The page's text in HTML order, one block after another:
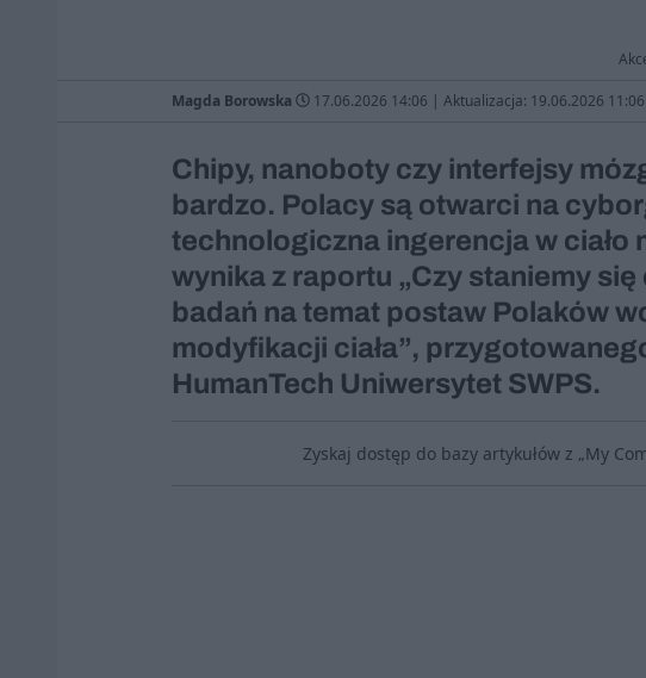
Magda Borowska 17.06.2026 14:06 | Aktualizacja: 19.06.2026 11:06
Chipy, nanoboty czy interfejsy
bardzo. Polacy są otwarci na
technologiczna ingerencja w ciało
wynika z raportu „Czy staniemy
badań na temat postaw Polaków
modyfikacji ciała”,
HumanTech Uniwersytet SWPS.
Zyskaj dostęp do bazy artykułów z „My